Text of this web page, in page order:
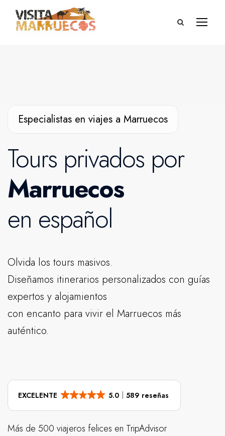
Especialistas en viajes a Marruecos
Tours privados por
Marruecos
en español
Olvida los tours masivos.
Diseñamos itinerarios personalizados con guías
expertos y alojamientos
con encanto para vivir el Marruecos más
auténtico.
EXCELENTE 5.0 589 reseñas
Más de 500 viajeros felices en TripAdvisor